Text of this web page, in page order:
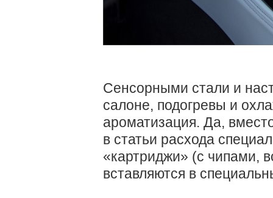
Сенсорными стали и
салоне, подогревы и
ароматизация. Да,
в статьи расхода
«картриджи» (с чипами,
вставляются в